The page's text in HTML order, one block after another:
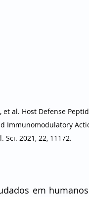
et al. Host Defense
Immunomodulatory
Sci. 2021, 22, 11172.
em